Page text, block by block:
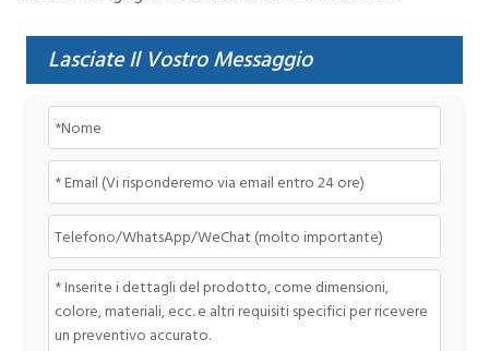
Lasciate Il Vostro Messaggio